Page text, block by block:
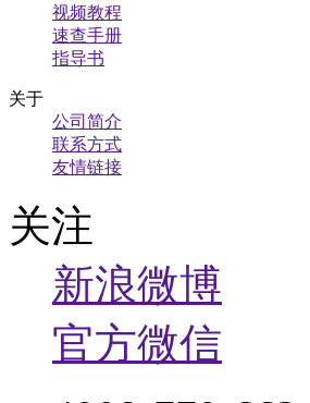
视频教程
速查手册
指导书
关于
公司简介
联系方式
友情链接
关注
新浪微博
官方微信